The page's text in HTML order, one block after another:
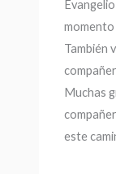
momento
También
Muchas
este